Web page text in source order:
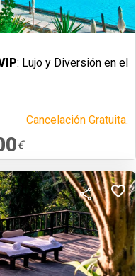
: Lujo y Diversión en el
Cancelación Gratuita.
€